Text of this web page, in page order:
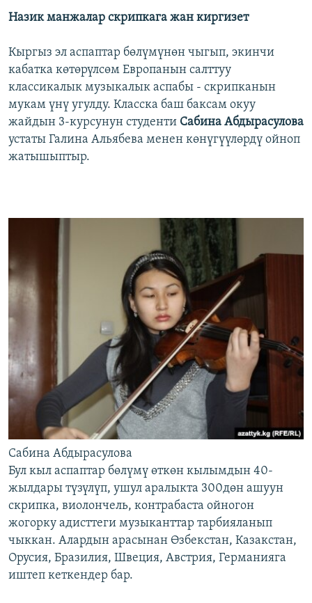
Назик манжалар скрипкага жан киргизет
Кыргыз эл аспаптар бөлүмүнөн чыгып, экинчи
кабатка көтөрүлсөм Европанын салттуу
классикалык музыкалык аспабы - скрипканын
мукам үнү угулду. Класска баш баксам окуу
жайдын 3-курсунун студенти Сабина Абдырасулова
устаты Галина Альябева менен көнүгүүлөрдү ойноп
жатышыптыр.
Сабина Абдырасулова
Бул кыл аспаптар бөлүмү өткөн кылымдын 40-
жылдары түзүлүп, ушул аралыкта 300дөн ашуун
скрипка, виолончель, контрабаста ойногон
жогорку адисттеги музыканттар тарбияланып
чыккан. Алардын арасынан Өзбекстан, Казакстан,
Орусия, Бразилия, Швеция, Австрия, Германияга
иштеп кеткендер бар.